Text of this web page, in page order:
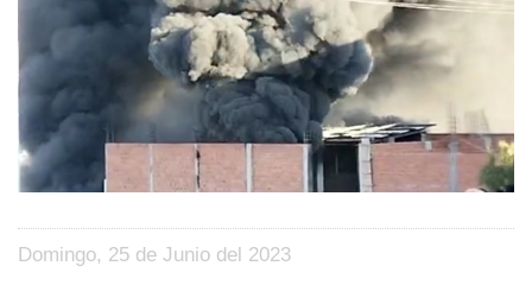
Domingo, 25 de Junio del 2023